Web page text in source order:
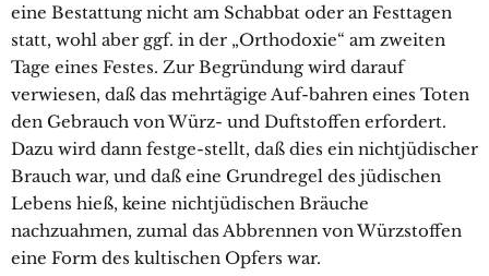
eine Bestattung nicht am Schabbat oder an Festtagen
statt, wohl aber ggf. in der „Orthodoxie“ am zweiten
Tage eines Festes. Zur Begründung wird darauf
verwiesen, daß das mehrtägige Auf-bahren eines Toten
den Gebrauch von Würz- und Duftstoffen erfordert.
Dazu wird dann festge-stellt, daß dies ein nichtjüdischer
Brauch war, und daß eine Grundregel des jüdischen
Lebens hieß, keine nichtjüdischen Bräuche
nachzuahmen, zumal das Abbrennen von Würzstoffen
eine Form des kultischen Opfers war.